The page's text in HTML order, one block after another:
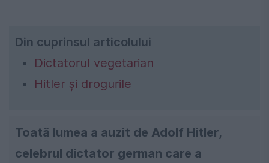
Din cuprinsul articolului
Dictatorul vegetarian
Hitler și drogurile
Toată lumea a auzit de Adolf Hitler,
celebrul dictator german care a